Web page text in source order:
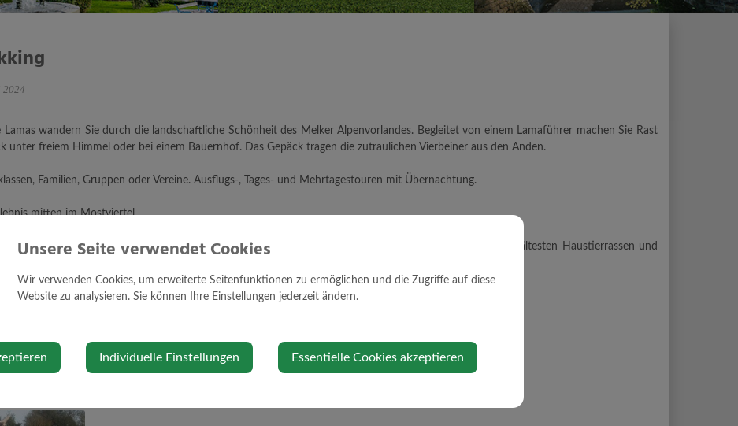
2024
wandern Sie durch die landschaftliche Schönheit des Melker Alpenvorlandes. Begleitet von einem Lamaführer machen Sie Rast
unter freiem Himmel oder bei einem Bauernhof. Das Gepäck tragen die zutraulichen Vierbeiner aus den Anden.
Familien, Gruppen oder Vereine. Ausflugs-, Tages- und Mehrtagestouren mit Übernachtung.
mitten im Mostviertel.
für Busgruppen: bei einem etwa einstündigen Aufenthalt erfahren Sie Wissenswertes über eine der ältesten Haustierrassen und
Lamas in artgerechter Haltung.
und Buchung:
Unsere Seite verwendet Cookies
Wir verwenden Cookies, um erweiterte Seitenfunktionen zu ermöglichen und die Zugriffe auf diese
Website zu analysieren. Sie können Ihre Einstellungen jederzeit ändern.
Individuelle Einstellungen Essentielle Cookies akzeptieren